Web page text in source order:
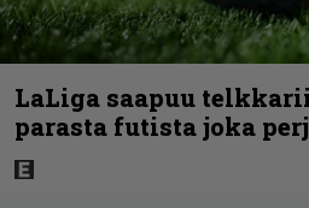
LaLiga saapuu
parasta futista joka